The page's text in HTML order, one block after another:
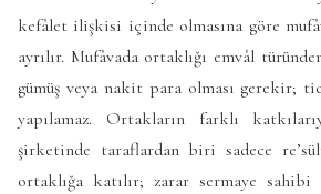
kefâlet ilişkisi içinde olmasına göre
ayrılır. Mufâvada ortaklığı emvâl
gümüş veya nakit para olması gerekir;
yapılamaz. Ortakların farklı
şirketinde taraflardan biri sadece
ortaklığa katılır; zarar sermaye sahibi